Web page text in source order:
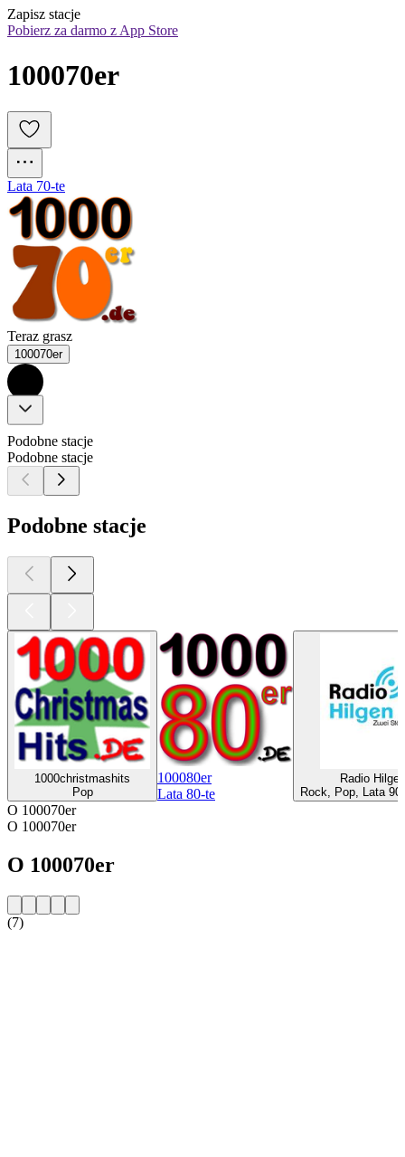
Zapisz stacje
Pobierz za darmo z App Store
100070er
Lata 70-te
Teraz grasz
100070er
Podobne stacje
Podobne stacje
Podobne stacje
1000christmashits
Pop
100080er
Lata 80-te
Radio
Rock, Pop, Lata
O 100070er
O 100070er
O 100070er
(7)